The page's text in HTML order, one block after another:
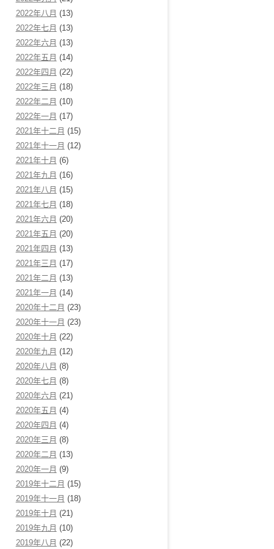
2022年八月 (13)
2022年七月 (13)
2022年六月 (13)
2022年五月 (14)
2022年四月 (22)
2022年三月 (18)
2022年二月 (10)
2022年一月 (17)
2021年十二月 (15)
2021年十一月 (12)
2021年十月 (6)
2021年九月 (16)
2021年八月 (15)
2021年七月 (18)
2021年六月 (20)
2021年五月 (20)
2021年四月 (13)
2021年三月 (17)
2021年二月 (13)
2021年一月 (14)
2020年十二月 (23)
2020年十一月 (23)
2020年十月 (22)
2020年九月 (12)
2020年八月 (8)
2020年七月 (8)
2020年六月 (21)
2020年五月 (4)
2020年四月 (4)
2020年三月 (8)
2020年二月 (13)
2020年一月 (9)
2019年十二月 (15)
2019年十一月 (18)
2019年十月 (21)
2019年九月 (10)
2019年八月 (22)